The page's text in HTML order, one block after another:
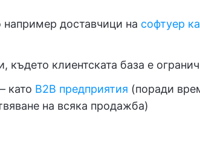
например доставчици на софтуер
клиентската база е
като B2B предприятия (поради
на всяка продажба)